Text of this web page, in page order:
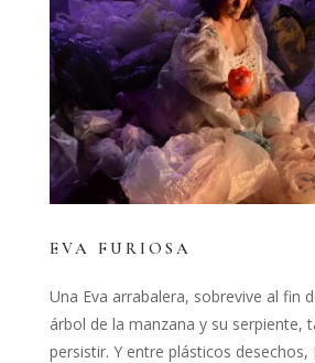
EVA FURIOSA
Una Eva arrabalera, sobrevive al fin
árbol de la manzana y su serpiente,
persistir. Y entre plásticos desechos,